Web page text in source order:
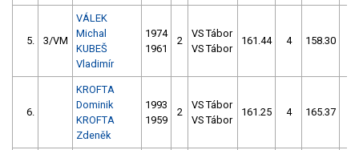
5. 3/VM
VÁLEK
Michal
KUBEŠ
Vladimír
1974
1961
2
VS Tábor
VS Tábor
161.44 4 158.30
6.
KROFTA
Dominik
KROFTA
Zdeněk
1993
1959
2
VS Tábor
VS Tábor
161.25 4 165.37